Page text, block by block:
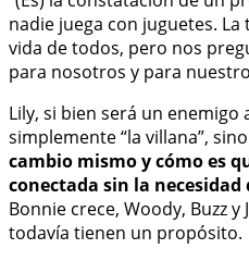
nadie juega con juguetes.
vida de todos, pero nos
para nosotros y para
Lily, si bien será un enemigo
simplemente “la villana”,
cambio mismo y cómo es
conectada sin la
Bonnie crece, Woody, Buzz
todavía tienen un propósito.